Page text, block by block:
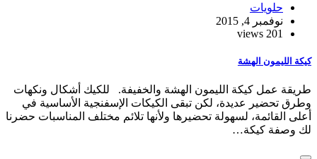
حلويات
نوفمبر 4, 2015
201 views
الليمون الهشة
عمل كيكة الليمون الهشة والخفيفة. للكيك أشكال ونكهات
تحضير عديدة، لكن تبقى الكيكات الإسفنجية الأساسية في
القائمة، لسهولة تحضيرها ولأنها تلائم مختلف المناسبات حضرنا
كيكة…